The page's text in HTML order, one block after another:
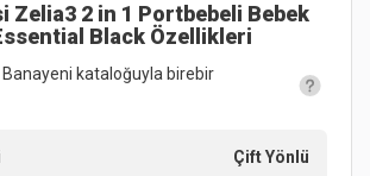
Zelia3 2 in 1 Portbebeli Bebek
Black Özellikleri
Banayeni kataloğuyla birebir
Çift Yönlü